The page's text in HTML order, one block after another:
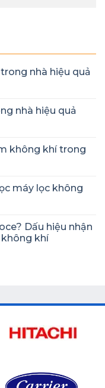
nhà hiệu quả
nhà hiệu quả
không khí trong
máy lọc không
Dấu hiệu nhận
khí